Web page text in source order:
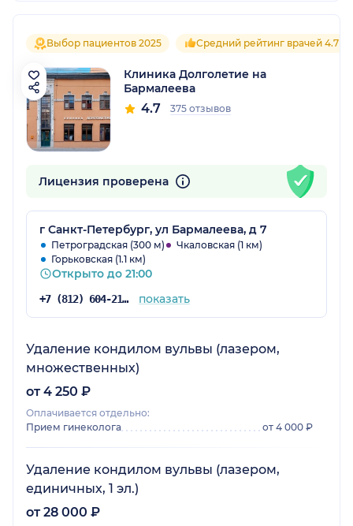
Выбор пациентов 2025 Средний рейтинг врачей 4.7
Клиника Долголетие на
Бармалеева
4.7 375 отзывов
Лицензия проверена
г Санкт-Петербург, ул Бармалеева, д 7
Петроградская (300 м)
Чкаловская (1 км)
Горьковская (1.1 км)
Открыто до 21:00
+7 (812) 604-21-66 показать
Удаление кондилом вульвы (лазером,
множественных)
от 4 250 ₽
Оплачивается отдельно:
Прием гинеколога
от 4 000 ₽
Удаление кондилом вульвы (лазером,
единичных, 1 эл.)
от 28 000 ₽